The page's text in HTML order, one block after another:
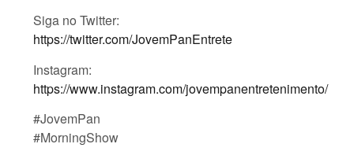
Siga no Twitter:
https://twitter.com/JovemPanEntrete
Instagram:
https://www.instagram.com/jovempanentretenimento/
#JovemPan
#MorningShow